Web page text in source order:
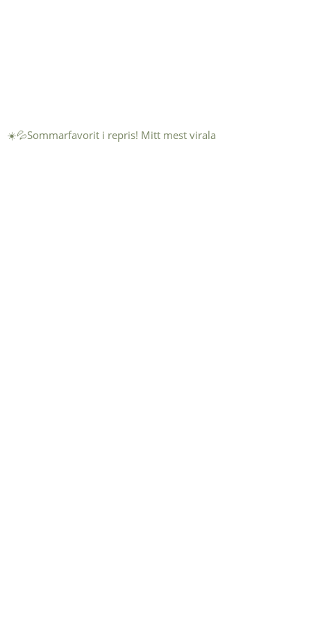
☀️💦Sommarfavorit i repris! Mitt mest virala